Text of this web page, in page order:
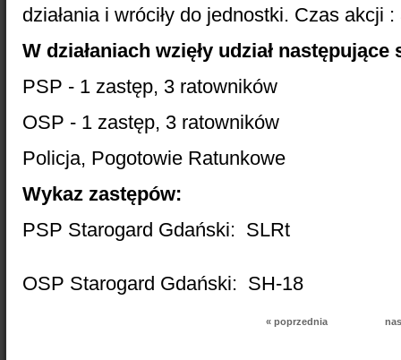
działania i wróciły do jednostki. Czas akcji
W działaniach wzięły udział następujące
PSP - 1 zastęp, 3 ratowników
OSP - 1 zastęp, 3 ratowników
Policja, Pogotowie Ratunkowe
Wykaz zastępów:
PSP Starogard Gdański: SLRt
OSP Starogard Gdański: SH-18
« poprzednia